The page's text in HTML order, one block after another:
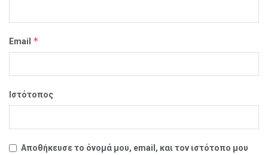
Email *
Ιστότοπος
Αποθήκευσε το όνομά μου, email, και τον ιστότοπο μου